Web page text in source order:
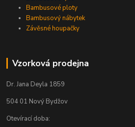
Bambusové ploty
Bambusový nábytek
Závěsné houpačky
Vzorková prodejna
Dr. Jana Deyla 1859
504 01 Nový Bydžov
Otevírací doba: